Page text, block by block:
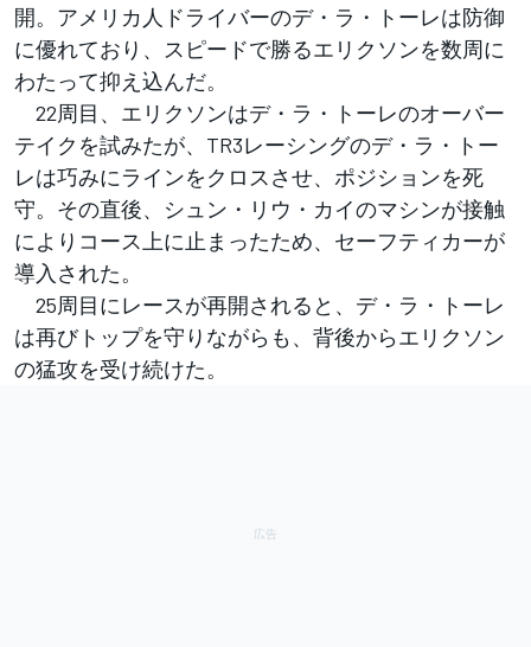
開。アメリカ人ドライバーのデ・ラ・トーレは防御
に優れており、スピードで勝るエリクソンを数周に
わたって抑え込んだ。
22周目、エリクソンはデ・ラ・トーレのオーバー
テイクを試みたが、TR3レーシングのデ・ラ・トー
レは巧みにラインをクロスさせ、ポジションを死
守。その直後、シュン・リウ・カイのマシンが接触
によりコース上に止まったため、セーフティカーが
導入された。
25周目にレースが再開されると、デ・ラ・トーレ
は再びトップを守りながらも、背後からエリクソン
の猛攻を受け続けた。